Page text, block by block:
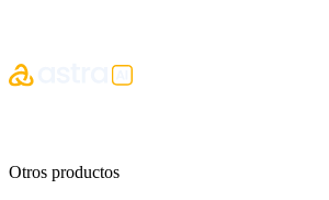
Otros productos